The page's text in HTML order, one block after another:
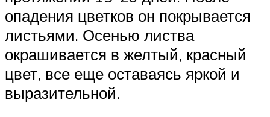
опадения цветков он покрывается
листьями. Осенью листва
окрашивается в желтый, красный
цвет, все еще оставаясь яркой и
выразительной.